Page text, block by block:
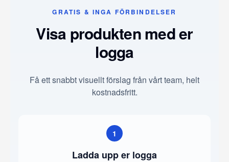
GRATIS & INGA FÖRBINDELSER
Visa produkten med er
logga
Få ett snabbt visuellt förslag från vårt team, helt
kostnadsfritt.
1
Ladda upp er logga